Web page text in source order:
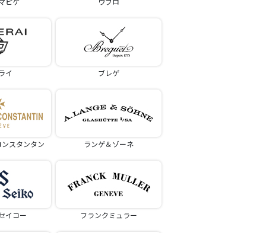
イ ブレゲ
スタンタン ランゲ＆ゾーネ
イコー フランクミュラー